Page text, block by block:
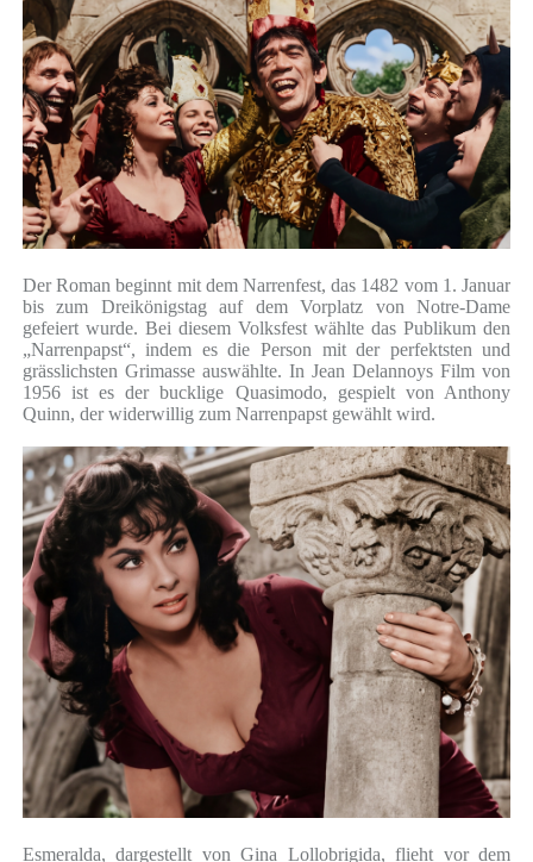
Der Roman beginnt mit dem Narrenfest, das 1482 vom 1. Januar
bis zum Dreikönigstag auf dem Vorplatz von Notre-Dame
gefeiert wurde. Bei diesem Volksfest wählte das Publikum den
„Narrenpapst“, indem es die Person mit der perfektsten und
grässlichsten Grimasse auswählte. In Jean Delannoys Film von
1956 ist es der bucklige Quasimodo, gespielt von Anthony
Quinn, der widerwillig zum Narrenpapst gewählt wird.
Esmeralda, dargestellt von Gina Lollobrigida, flieht vor dem